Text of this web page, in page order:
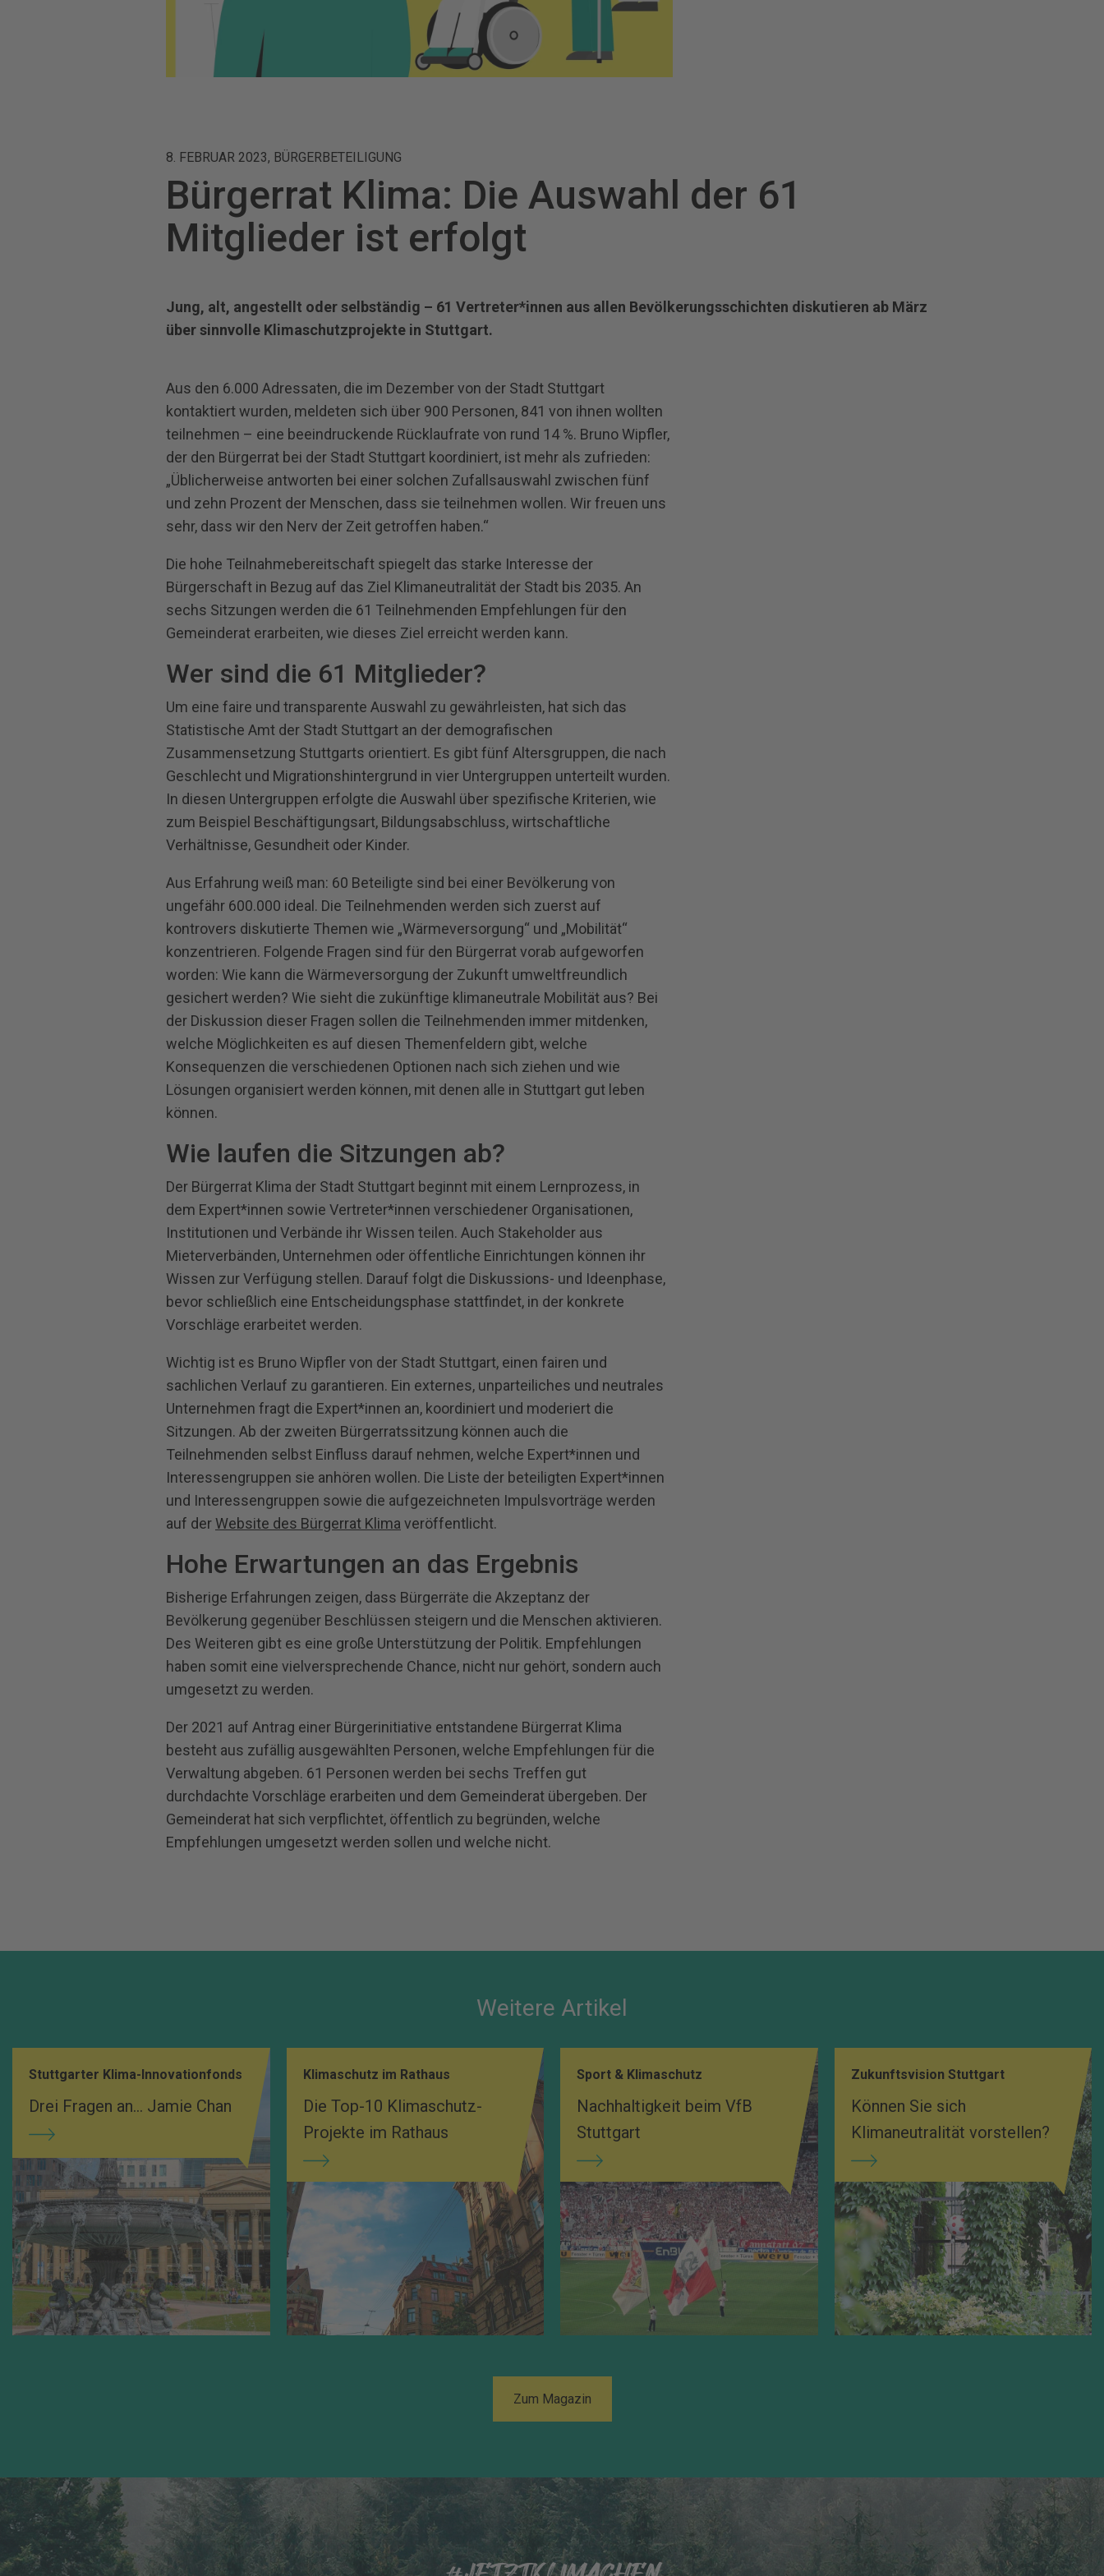
8. FEBRUAR 2023, BÜRGERBETEILIGUNG
Bürgerrat Klima: Die Auswahl der 61
Mitglieder ist erfolgt
Jung, alt, angestellt oder selbständig – 61 Vertreter*innen aus allen Bevölkerungsschichten diskutieren ab März
über sinnvolle Klimaschutzprojekte in Stuttgart.
Aus den 6.000 Adressaten, die im Dezember von der Stadt Stuttgart
kontaktiert wurden, meldeten sich über 900 Personen, 841 von ihnen wollten
teilnehmen – eine beeindruckende Rücklaufrate von rund 14 %. Bruno Wipfler,
der den Bürgerrat bei der Stadt Stuttgart koordiniert, ist mehr als zufrieden:
„Üblicherweise antworten bei einer solchen Zufallsauswahl zwischen fünf
und zehn Prozent der Menschen, dass sie teilnehmen wollen. Wir freuen uns
sehr, dass wir den Nerv der Zeit getroffen haben.“
Die hohe Teilnahmebereitschaft spiegelt das starke Interesse der
Bürgerschaft in Bezug auf das Ziel Klimaneutralität der Stadt bis 2035. An
sechs Sitzungen werden die 61 Teilnehmenden Empfehlungen für den
Gemeinderat erarbeiten, wie dieses Ziel erreicht werden kann.
Wer sind die 61 Mitglieder?
Um eine faire und transparente Auswahl zu gewährleisten, hat sich das
Statistische Amt der Stadt Stuttgart an der demografischen
Zusammensetzung Stuttgarts orientiert. Es gibt fünf Altersgruppen, die nach
Geschlecht und Migrationshintergrund in vier Untergruppen unterteilt wurden.
In diesen Untergruppen erfolgte die Auswahl über spezifische Kriterien, wie
zum Beispiel Beschäftigungsart, Bildungsabschluss, wirtschaftliche
Verhältnisse, Gesundheit oder Kinder.
Aus Erfahrung weiß man: 60 Beteiligte sind bei einer Bevölkerung von
ungefähr 600.000 ideal. Die Teilnehmenden werden sich zuerst auf
kontrovers diskutierte Themen wie „Wärmeversorgung“ und „Mobilität“
konzentrieren. Folgende Fragen sind für den Bürgerrat vorab aufgeworfen
worden: Wie kann die Wärmeversorgung der Zukunft umweltfreundlich
gesichert werden? Wie sieht die zukünftige klimaneutrale Mobilität aus? Bei
der Diskussion dieser Fragen sollen die Teilnehmenden immer mitdenken,
welche Möglichkeiten es auf diesen Themenfeldern gibt, welche
Konsequenzen die verschiedenen Optionen nach sich ziehen und wie
Lösungen organisiert werden können, mit denen alle in Stuttgart gut leben
können.
Wie laufen die Sitzungen ab?
Der Bürgerrat Klima der Stadt Stuttgart beginnt mit einem Lernprozess, in
dem Expert*innen sowie Vertreter*innen verschiedener Organisationen,
Institutionen und Verbände ihr Wissen teilen. Auch Stakeholder aus
Mieterverbänden, Unternehmen oder öffentliche Einrichtungen können ihr
Wissen zur Verfügung stellen. Darauf folgt die Diskussions- und Ideenphase,
bevor schließlich eine Entscheidungsphase stattfindet, in der konkrete
Vorschläge erarbeitet werden.
Wichtig ist es Bruno Wipfler von der Stadt Stuttgart, einen fairen und
sachlichen Verlauf zu garantieren. Ein externes, unparteiliches und neutrales
Unternehmen fragt die Expert*innen an, koordiniert und moderiert die
Sitzungen. Ab der zweiten Bürgerratssitzung können auch die
Teilnehmenden selbst Einfluss darauf nehmen, welche Expert*innen und
Interessengruppen sie anhören wollen. Die Liste der beteiligten Expert*innen
und Interessengruppen sowie die aufgezeichneten Impulsvorträge werden
auf derWebsite des Bürgerrat Klima veröffentlicht.
Hohe Erwartungen an das Ergebnis
Bisherige Erfahrungen zeigen, dass Bürgerräte die Akzeptanz der
Bevölkerung gegenüber Beschlüssen steigern und die Menschen aktivieren.
Des Weiteren gibt es eine große Unterstützung der Politik. Empfehlungen
haben somit eine vielversprechende Chance, nicht nur gehört, sondern auch
umgesetzt zu werden.
Der 2021 auf Antrag einer Bürgerinitiative entstandene Bürgerrat Klima
besteht aus zufällig ausgewählten Personen, welche Empfehlungen für die
Verwaltung abgeben. 61 Personen werden bei sechs Treffen gut
durchdachte Vorschläge erarbeiten und dem Gemeinderat übergeben. Der
Gemeinderat hat sich verpflichtet, öffentlich zu begründen, welche
Empfehlungen umgesetzt werden sollen und welche nicht.
Weitere Artikel
Stuttgarter Klima-Innovationfonds
Drei Fragen an... Jamie Chan
Klimaschutz im Rathaus
Die Top-10 Klimaschutz-
Projekte im Rathaus
Sport & Klimaschutz
Nachhaltigkeit beim VfB
Stuttgart
Zukunftsvision Stuttgart
Können Sie sich
Klimaneutralität vorstellen?
Zum Magazin